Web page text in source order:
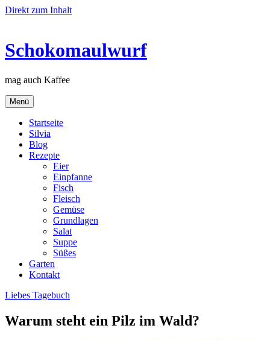
Direkt zum Inhalt
Schokomaulwurf
mag auch Kaffee
Menü
Startseite
Silvia
Blog
Rezepte
Eier
Einpfanne
Fisch
Fleisch
Gemüse
Grundlagen
Salat
Suppe
Süßes
Garten
Kontakt
Liebes Tagebuch
Warum steht ein Pilz im Wald?